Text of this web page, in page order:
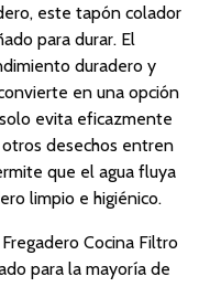
este tapón colador
para durar. El
duradero y
en una opción
evita eficazmente
desechos entren
que el agua fluya
limpio e higiénico.
Cocina Filtro
para la mayoría de